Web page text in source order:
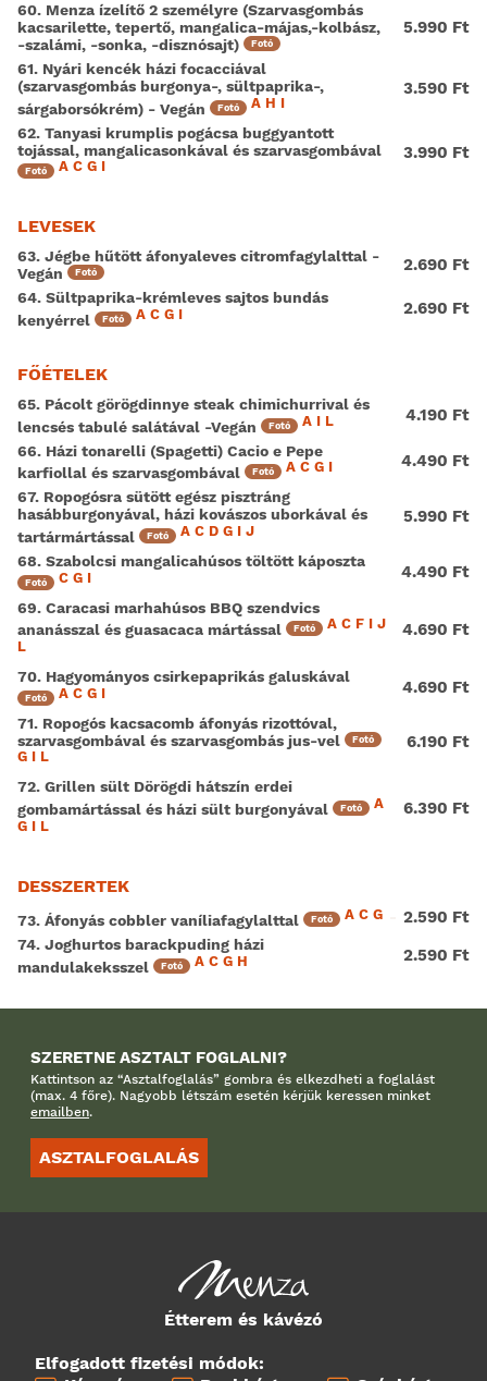
Magyar
60. Menza ízelítő 2 személyre (Szarvasgombás
kacsarilette, tepertő, mangalica-májas,-kolbász,
-szalámi, -sonka, -disznósajt)
Fotó
5.990 Ft
61. Nyári kencék házi focacciával
(szarvasgombás burgonya-, sültpaprika-,
sárgaborsókrém) - Vegán
Fotó A H I
3.590 Ft
62. Tanyasi krumplis pogácsa buggyantott
tojással, mangalicasonkával és szarvasgombával
Fotó A C G I
3.990 Ft
LEVESEK
63. Jégbe hűtött áfonyaleves citromfagylalttal -
Vegán
Fotó 2.690 Ft
64. Sültpaprika-krémleves sajtos bundás
kenyérrel
Fotó A C G I 2.690 Ft
FŐÉTELEK
65. Pácolt görögdinnye steak chimichurrival és
lencsés tabulé salátával -Vegán
Fotó A I L 4.190 Ft
66. Házi tonarelli (Spagetti) Cacio e Pepe
karfiollal és szarvasgombával
Fotó A C G I 4.490 Ft
67. Ropogósra sütött egész pisztráng
hasábburgonyával, házi kovászos uborkával és
tartármártással
Fotó A C D G I J
5.990 Ft
68. Szabolcsi mangalicahúsos töltött káposzta
Fotó C G I 4.490 Ft
69. Caracasi marhahúsos BBQ szendvics
ananásszal és guasacaca mártással
Fotó A C F I J
L
4.690 Ft
70. Hagyományos csirkepaprikás galuskával
Fotó A C G I 4.690 Ft
71. Ropogós kacsacomb áfonyás rizottóval,
szarvasgombával és szarvasgombás jus-vel
Fotó
G I L
6.190 Ft
72. Grillen sült Dörögdi hátszín erdei
gombamártással és házi sült burgonyával
Fotó
A
G I L
6.390 Ft
DESSZERTEK
73. Áfonyás cobbler vaníliafagylalttal Fotó A C G 2.590 Ft
74. Joghurtos barackpuding házi
mandulakeksszel
Fotó A C G H 2.590 Ft
SZERETNE ASZTALT FOGLALNI?
Kattintson az “Asztalfoglalás” gombra és elkezdheti a foglalást
(max. 4 főre). Nagyobb létszám esetén kérjük keressen minket
emailben.
ASZTALFOGLALÁS
Étterem és kávézó
Elfogadott fizetési módok: